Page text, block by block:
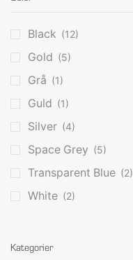
Black (12)
Gold (5)
Grå (1)
Guld (1)
Silver (4)
Space Grey (5)
Transparent Blue (2)
White (2)
Kategorier